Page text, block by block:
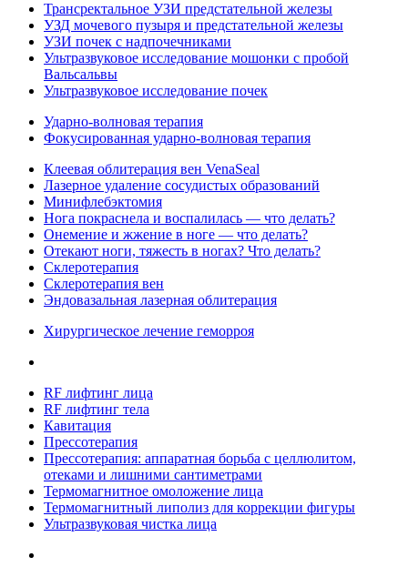
Трансректальное УЗИ предстательной железы
УЗД мочевого пузыря и предстательной железы
УЗИ почек с надпочечниками
Ультразвуковое исследование мошонки с пробой
Вальсальвы
Ультразвуковое исследование почек
Ударно-волновая терапия
Фокусированная ударно-волновая терапия
Клеевая облитерация вен VenaSeal
Лазерное удаление сосудистых образований
Минифлебэктомия
Нога покраснела и воспалилась — что делать?
Онемение и жжение в ноге — что делать?
Отекают ноги, тяжесть в ногах? Что делать?
Склеротерапия
Склеротерапия вен
Эндовазальная лазерная облитерация
Хирургическое лечение геморроя
RF лифтинг лица
RF лифтинг тела
Кавитация
Прессотерапия
Прессотерапия: аппаратная борьба с целлюлитом,
отеками и лишними сантиметрами
Термомагнитное омоложение лица
Термомагнитный липолиз для коррекции фигуры
Ультразвуковая чистка лица